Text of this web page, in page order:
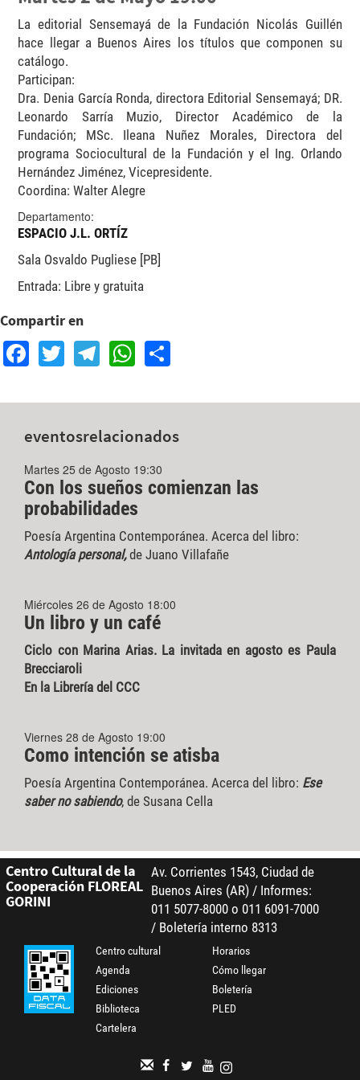
La editorial Sensemayá de la Fundación Nicolás Guillén
hace llegar a Buenos Aires los títulos que componen su
catálogo.
Participan:
Dra. Denia García Ronda, directora Editorial Sensemayá; DR.
Leonardo Sarría Muzio, Director Académico de la
Fundación; MSc. Ileana Nuñez Morales, Directora del
programa Sociocultural de la Fundación y el Ing. Orlando
Hernández Jiménez, Vicepresidente.
Coordina: Walter Alegre
Departamento:
ESPACIO J.L. ORTÍZ
Sala Osvaldo Pugliese [PB]
Entrada: Libre y gratuita
Compartir en
Facebook
TwitterTelegram
WhatsApp
eventosrelacionados
Martes 25 de Agosto 19:30
Con los sueños comienzan las
probabilidades
Poesía Argentina Contemporánea. Acerca del libro:
Antología personal,de Juano Villafañe
Miércoles 26 de Agosto 18:00
Un libro y un café
Ciclo con Marina Arias. La invitada en agosto es Paula
Brecciaroli
En la Librería del CCC
Viernes 28 de Agosto 19:00
Como intención se atisba
Poesía Argentina Contemporánea. Acerca del libro: Ese
saber no sabiendo, de Susana Cella
Centro Cultural de la
Cooperación FLOREAL
GORINI
Av. Corrientes 1543, Ciudad de
Buenos Aires (AR) / Informes:
011 5077-8000 o 011 6091-7000
/ Boletería interno 8313
Centro cultural
Agenda
Ediciones
Biblioteca
Cartelera
Horarios
Cómo llegar
Boletería
PLED